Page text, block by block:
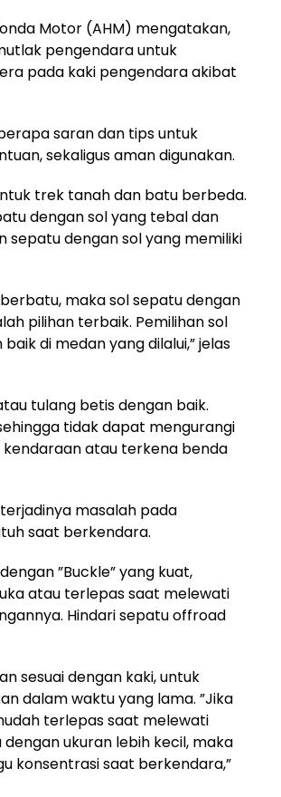
Motor (AHM) mengatakan,
pengendara untuk
pada kaki pengendara akibat
saran dan tips untuk
sekaligus aman digunakan.
trek tanah dan batu berbeda.
dengan sol yang tebal dan
sepatu dengan sol yang memiliki
maka sol sepatu dengan
pilihan terbaik. Pemilihan sol
di medan yang dilalui,” jelas
tulang betis dengan baik.
tidak dapat mengurangi
atau terkena benda
masalah pada
saat berkendara.
”Buckle” yang kuat,
atau terlepas saat melewati
Hindari sepatu offroad
sesuai dengan kaki, untuk
dalam waktu yang lama. ”Jika
terlepas saat melewati
ukuran lebih kecil, maka
konsentrasi saat berkendara,”